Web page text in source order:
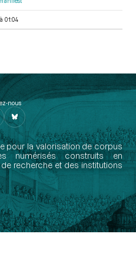
01:04
nous
pour la valorisation de corpus
numérisés construits en
recherche et des institutions